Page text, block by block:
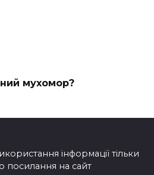
мухомор?
інформації тільки
посилання на сайт